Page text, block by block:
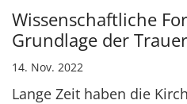
Wissenschaftliche
Grundlage der
14. Nov. 2022
Lange Zeit haben die